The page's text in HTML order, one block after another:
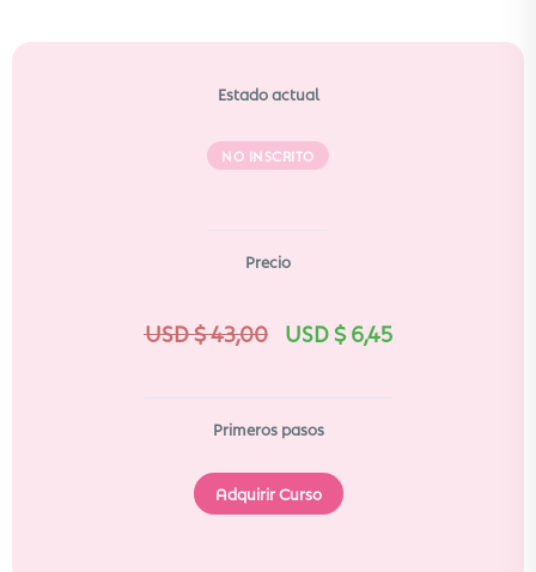
Estado actual
NO INSCRITO
Precio
USD $43,00 USD $6,45
Primeros pasos
Adquirir Curso